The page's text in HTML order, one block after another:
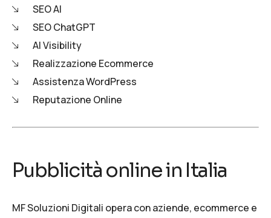
SEO AI
SEO ChatGPT
AI Visibility
Realizzazione Ecommerce
Assistenza WordPress
Reputazione Online
Pubblicità online in Italia
MF Soluzioni Digitali opera con aziende, ecommerce e